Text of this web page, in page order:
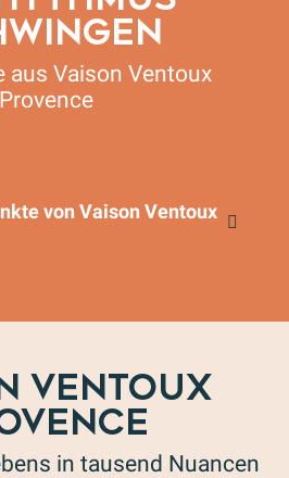
aus Vaison Ventoux
Provence
von Vaison Ventoux
VENTOUX
in tausend Nuancen